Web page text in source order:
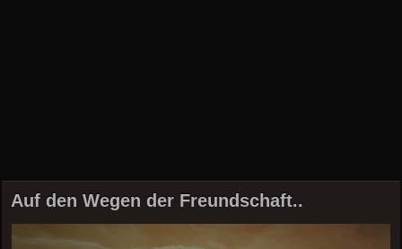
Auf den Wegen der Freundschaft..